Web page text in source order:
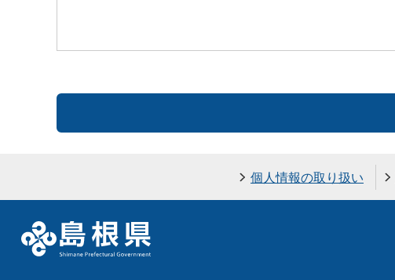
個人情報の取り扱い